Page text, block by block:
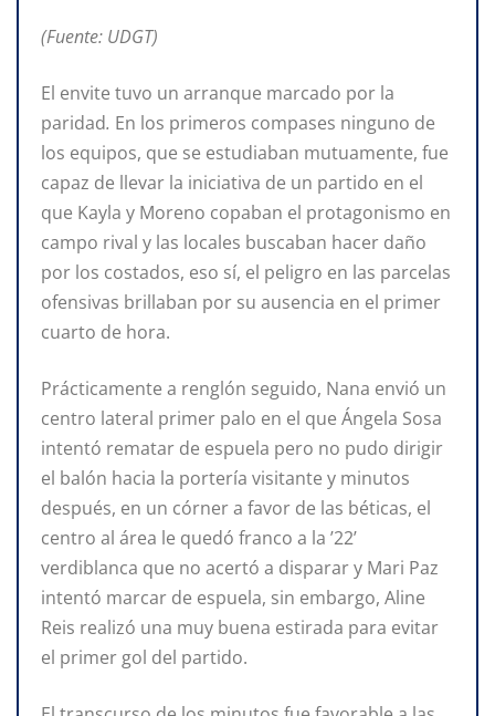
(Fuente: UDGT)
El envite tuvo un arranque marcado por la
paridad. En los primeros compases ninguno de
los equipos, que se estudiaban mutuamente, fue
capaz de llevar la iniciativa de un partido en el
que Kayla y Moreno copaban el protagonismo en
campo rival y las locales buscaban hacer daño
por los costados, eso sí, el peligro en las parcelas
ofensivas brillaban por su ausencia en el primer
cuarto de hora.
Prácticamente a renglón seguido, Nana envió un
centro lateral primer palo en el que Ángela Sosa
intentó rematar de espuela pero no pudo dirigir
el balón hacia la portería visitante y minutos
después, en un córner a favor de las béticas, el
centro al área le quedó franco a la ’22’
verdiblanca que no acertó a disparar y Mari Paz
intentó marcar de espuela, sin embargo, Aline
Reis realizó una muy buena estirada para evitar
el primer gol del partido.